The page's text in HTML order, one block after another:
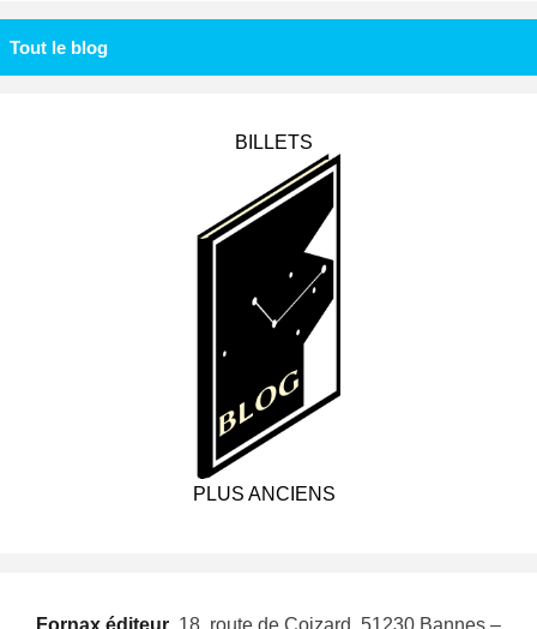
Tout le blog
BILLETS
PLUS ANCIENS
Fornax éditeur  18, route de Coizard, 51230 Bannes –